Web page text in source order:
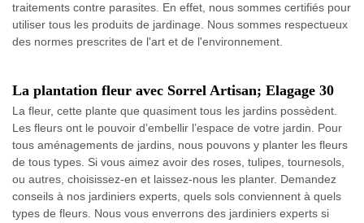
traitements contre parasites. En effet, nous sommes certifiés pour
utiliser tous les produits de jardinage. Nous sommes respectueux
des normes prescrites de l'art et de l'environnement.
La plantation fleur avec Sorrel Artisan; Elagage 30
La fleur, cette plante que quasiment tous les jardins possèdent.
Les fleurs ont le pouvoir d’embellir l’espace de votre jardin. Pour
tous aménagements de jardins, nous pouvons y planter les fleurs
de tous types. Si vous aimez avoir des roses, tulipes, tournesols,
ou autres, choisissez-en et laissez-nous les planter. Demandez
conseils à nos jardiniers experts, quels sols conviennent à quels
types de fleurs. Nous vous enverrons des jardiniers experts si